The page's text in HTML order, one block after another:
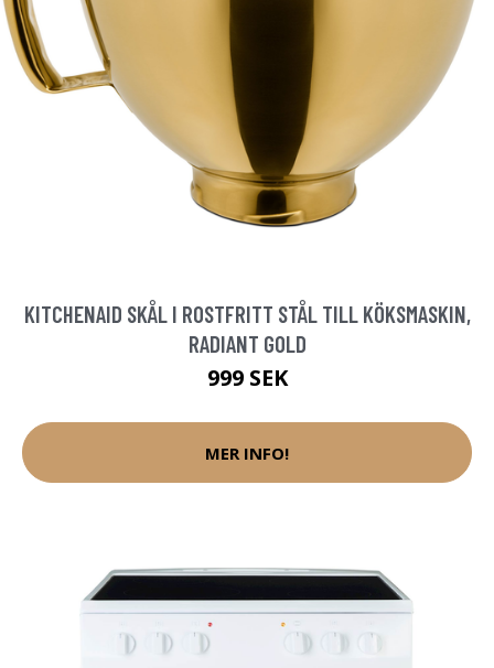
KITCHENAID SKÅL I ROSTFRITT STÅL TILL KÖKSMASKIN,
RADIANT GOLD
999 SEK
MER INFO!